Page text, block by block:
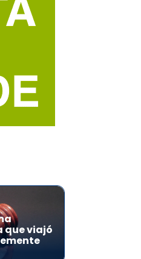
que viajó